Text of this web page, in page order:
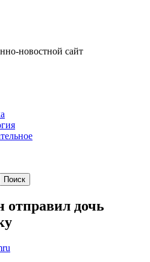
новостной сайт
дочь